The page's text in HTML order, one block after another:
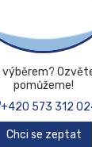
výběrem?
pomůžeme!
+420 573 312
Chci se zeptat